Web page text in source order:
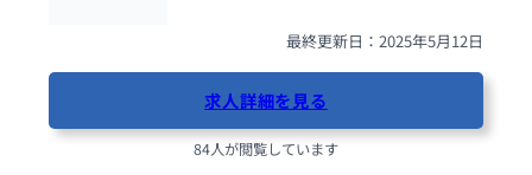
最終更新日：2025年5月12日
求人詳細を見る
84人が閲覧しています